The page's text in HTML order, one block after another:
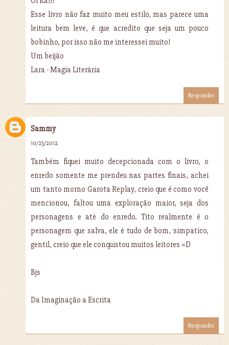
Esse livro não faz muito meu estilo, mas parece uma
leitura bem leve, é que acredito que seja um pouco
bobinho, por isso não me interessei muito!
Um beijão
Lara - Magia Literária
Responder
Sammy
10/23/2012
Também fiquei muito decepcionada com o livro, o
enredo somente me prendeu nas partes finais, achei
um tanto morno Garota Replay, creio que é como você
mencionou, faltou uma exploração maior, seja dos
personagens e até do enredo. Tito realmente é o
personagem que salva, ele é tudo de bom, simpatico,
gentil, creio que ele conquistou muitos leitores =D
Bjs
Da Imaginação a Escrita
Responder